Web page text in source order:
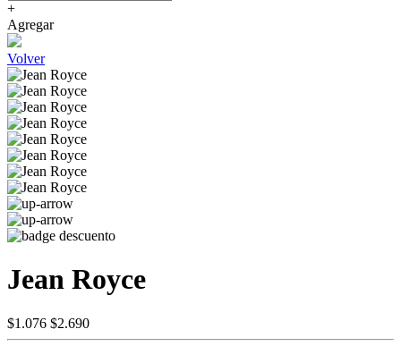
+
Agregar
Volver
Jean Royce
$1.076 $2.690